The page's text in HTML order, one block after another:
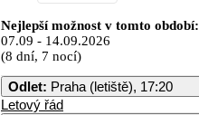
Nejlepší možnost v tomto období:
07.09 - 14.09.2026
(8 dní, 7 nocí)
Odlet: Praha (letiště), 17:20
Letový řád